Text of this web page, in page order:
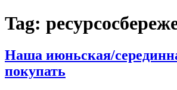
Tag:
Наша июньская/
покупать